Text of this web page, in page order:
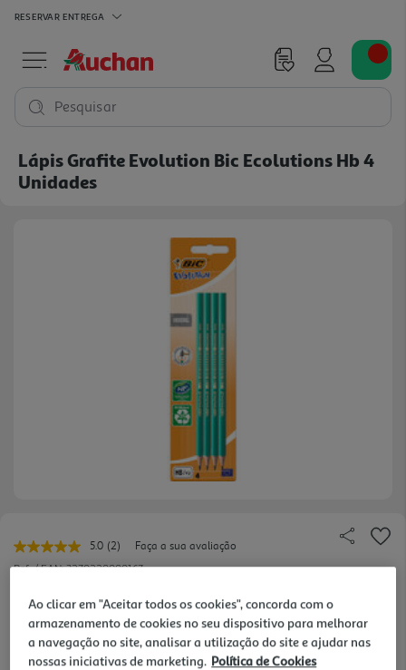
RESERVAR ENTREGA
Pesquisar
Lápis Grafite Evolution Bic Ecolutions Hb 4
Unidades
5.0 Leu
2
Link
para
a
mesma
página.
(2)
Faça a sua avaliação
Ref. / EAN:3270220000167
1.59 €/un
Ao clicar em "Aceitar todos os cookies", concorda com o
armazenamento de cookies no seu dispositivo para melhorar
a navegação no site, analisar a utilização do site e ajudar nas
nossas iniciativas de marketing. Política de Cookies